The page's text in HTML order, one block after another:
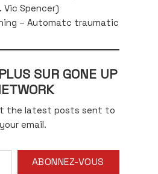
Vic Spencer)
– Automatc traumatic
SUR GONE UP
the latest posts sent to
your email.
ABONNEZ-VOUS